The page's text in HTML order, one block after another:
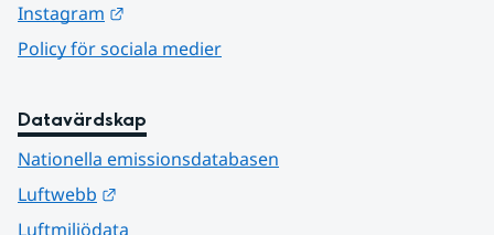
Instagram
Policy för sociala medier
Datavärdskap
Nationella emissionsdatabasen
Luftwebb
Luftmiljödata